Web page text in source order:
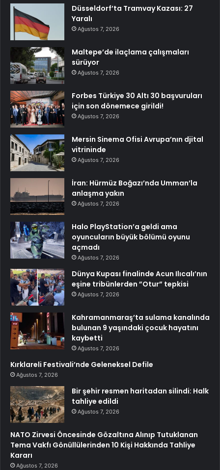
Düsseldorf’ta Tramvay Kazası: 27
Yaralı
Ağustos 7, 2026
Maltepe’de ilaçlama çalışmaları
sürüyor
Ağustos 7, 2026
Forbes Türkiye 30 Altı 30 başvuruları
için son dönemece girildi!
Ağustos 7, 2026
Mersin Sinema Ofisi Avrupa’nın djital
vitrininde
Ağustos 7, 2026
İran: Hürmüz Boğazı’nda Umman’la
anlaşma yakın
Ağustos 7, 2026
Halo PlayStation’a geldi ama
oyuncuların büyük bölümü oyunu
açmadı
Ağustos 7, 2026
Dünya Kupası finalinde Acun Ilıcalı’nın
eşine tribünlerden ”Otur” tepkisi
Ağustos 7, 2026
Kahramanmaraş’ta sulama kanalında
bulunan 9 yaşındaki çocuk hayatını
kaybetti
Ağustos 7, 2026
Kırklareli Festivali’nde Geleneksel Defile
Ağustos 7, 2026
Bir şehir resmen haritadan silindi: Halk
tahliye edildi
Ağustos 7, 2026
NATO Zirvesi Öncesinde Gözaltına Alınıp Tutuklanan
Tema Vakfı Gönüllülerinden 10 Kişi Hakkında Tahliye
Kararı
Ağustos 7, 2026